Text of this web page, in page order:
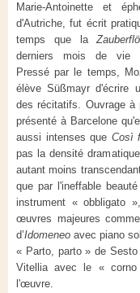
Marie-Antoinette et
d'Autriche, fut écrit
temps que la
derniers mois de vie
Pressé par le temps,
élève Süßmayr d'écrire
des récitatifs. Ouvrage
présenté à Barcelone
aussi intenses que Così
pas la densité
autant moins
que par l'ineffable
instrument « obbligato
œuvres majeures
d’Idomeneo avec piano
« Parto, parto » de
Vitellia avec le «
l'œuvre.